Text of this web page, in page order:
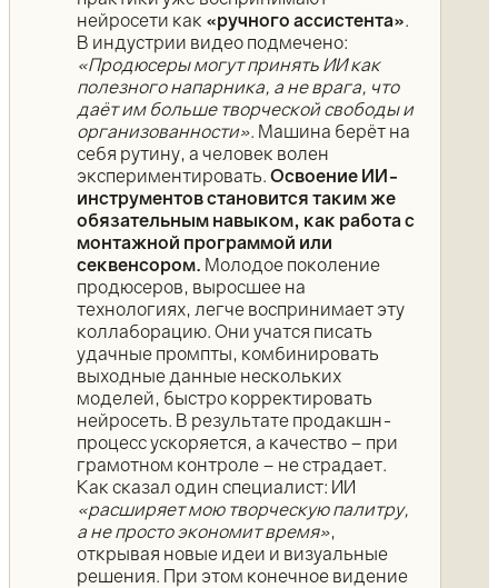
нейросети как «ручного ассистента».
В индустрии видео подмечено:
«Продюсеры могут принять ИИ как
полезного напарника, а не врага, что
даёт им больше творческой свободы и
организованности». Машина берёт на
себя рутину, а человек волен
экспериментировать. Освоение ИИ-
инструментов становится таким же
обязательным навыком, как работа с
монтажной программой или
секвенсором. Молодое поколение
продюсеров, выросшее на
технологиях, легче воспринимает эту
коллаборацию. Они учатся писать
удачные промпты, комбинировать
выходные данные нескольких
моделей, быстро корректировать
нейросеть. В результате продакшн-
процесс ускоряется, а качество – при
грамотном контроле – не страдает.
Как сказал один специалист: ИИ
«расширяет мою творческую палитру,
а не просто экономит время»,
открывая новые идеи и визуальные
решения. При этом конечное видение